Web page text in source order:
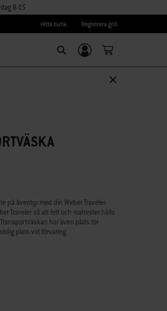
8-15
Hitta butik Registrera grill
Logga in/
Registrera dig
på äventyr med din Weber Traveler-
Traveler så att fett och matrester hålls
har även plats för
plats vid förvaring.